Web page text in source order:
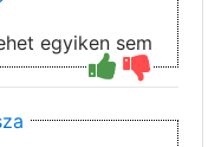
egyiken sem